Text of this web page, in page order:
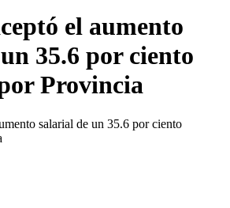
el aumento
35.6 por ciento
Provincia